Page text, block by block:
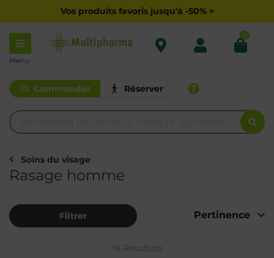
Vos produits favoris jusqu'à -50% >
Menu
0
Commander Réserver
Soins du visage
Rasage homme
Filtrer
18 Résultats